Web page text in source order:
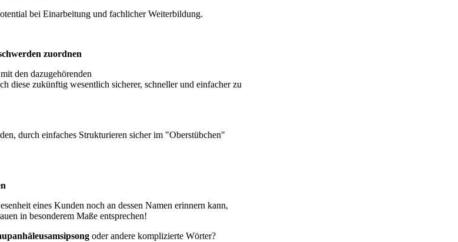
bei Einarbeitung und fachlicher Weiterbildung.
zuordnen
den dazugehörenden
diese zukünftig wesentlich sicherer, schneller und einfacher zu
durch einfaches Strukturieren sicher im "Oberstübchen"
eines Kunden noch an dessen Namen erinnern kann,
in besonderem Maße entsprechen!
oder andere komplizierte Wörter?